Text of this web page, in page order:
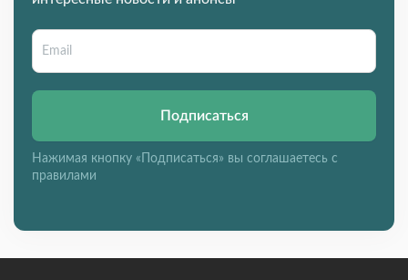
Подписаться
Нажимая кнопку «Подписаться» вы соглашаетесь с
правилами